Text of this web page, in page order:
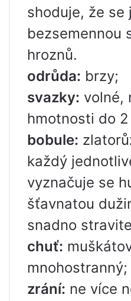
shoduje, že se
bezsemennou
hroznů.
odrůda: brzy;
svazky: volné,
hmotnosti do 2
bobule:
každý
vyznačuje se
šťavnatou
snadno
chuť:
mnohostranný;
zrání: ne více